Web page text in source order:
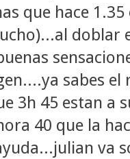
que hace
doblar
sabes
3h 45 estan a
40 que la
va